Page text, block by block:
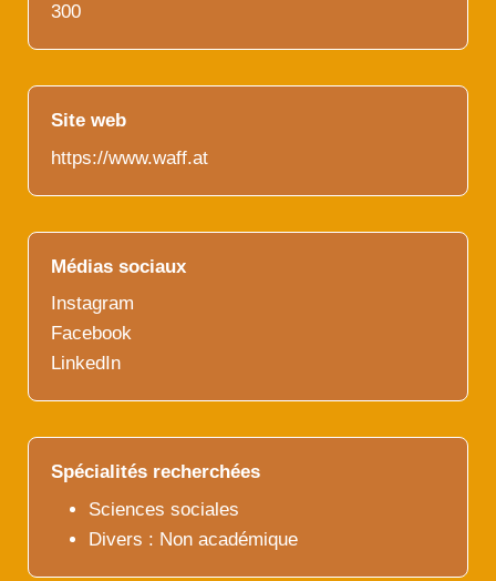
300
Site web
https://www.waff.at
Médias sociaux
Instagram
Facebook
LinkedIn
Spécialités recherchées
Sciences sociales
Divers : Non académique